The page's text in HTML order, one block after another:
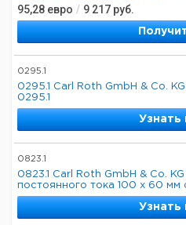
95,28 евро / 9 217 руб.
0295.1
0295.1 Carl Roth GmbH & Co.
0295.1
Узнать
0823.1
0823.1 Carl Roth GmbH & Co.
постоянного тока 100 x 60 мм
Узнать